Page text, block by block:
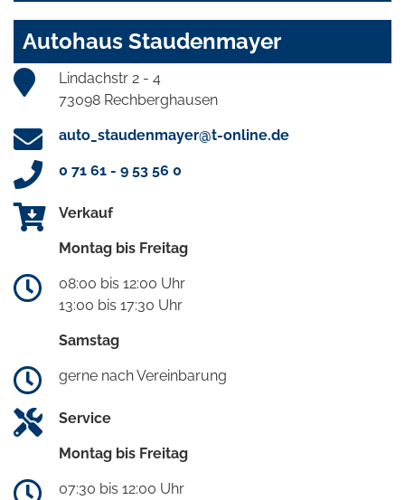
Autohaus Staudenmayer
Lindachstr 2 - 4
73098 Rechberghausen
auto_staudenmayer@t-online.de
0 71 61 - 9 53 56 0
Verkauf
Montag bis Freitag
08:00 bis 12:00 Uhr
13:00 bis 17:30 Uhr
Samstag
gerne nach Vereinbarung
Service
Montag bis Freitag
07:30 bis 12:00 Uhr